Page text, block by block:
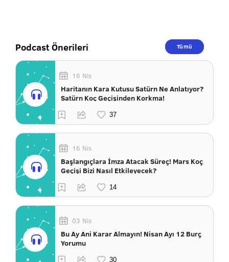
Podcast Önerileri Tümü
16 Nis
Haritanın Kara Kutusu Satürn Ne Anlatıyor?
Satürn Koç Geçişinden Korkma!
16 Nis
Başlangıçlara İmza Atacak Süreç! Mars Koç
Geçişi Bizi Nasıl Etkileyecek?
03 Nis
Bu Ay Ani Karar Almayın! Nisan Ayı 12 Burç
Yorumu